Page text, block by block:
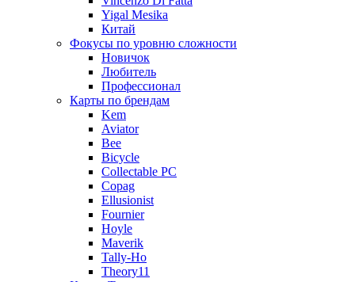
Yigal Mesika
Китай
Фокусы по уровню сложности
Новичок
Любитель
Профессионал
Карты по брендам
Kem
Aviator
Bee
Bicycle
Collectable PC
Copag
Ellusionist
Fournier
Hoyle
Maverik
Tally-Ho
Theory11